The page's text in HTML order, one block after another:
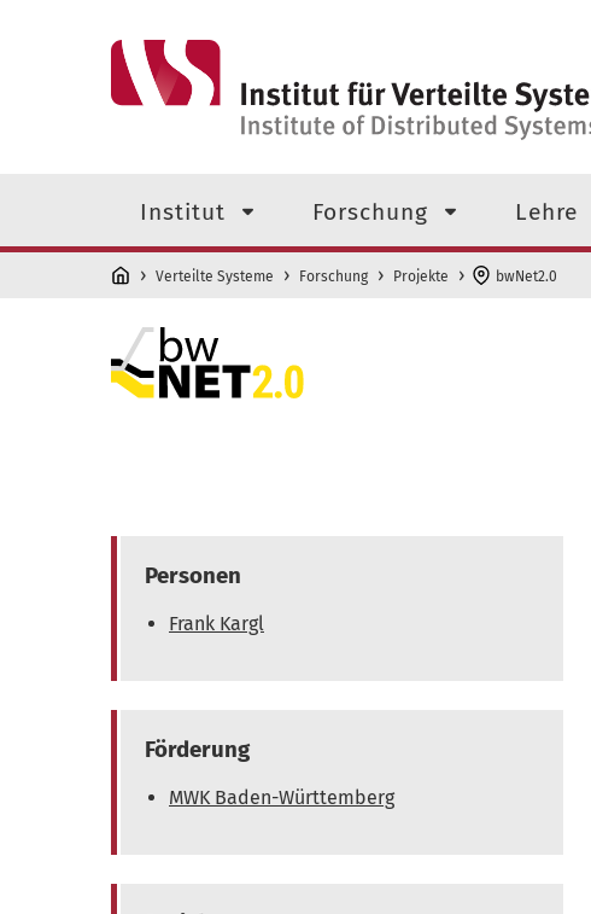
Institut Forschung Lehre
Verteilte Systeme Forschung Projekte bwNet2.0
Personen
Frank Kargl
Förderung
MWK Baden-Württemberg